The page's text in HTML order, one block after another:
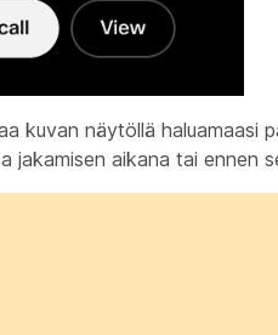
kuvan näytöllä haluamaasi
jakamisen aikana tai ennen